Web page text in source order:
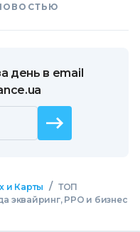
день в email
и Карты / ТОП
эквайринг, РРО и бизнес